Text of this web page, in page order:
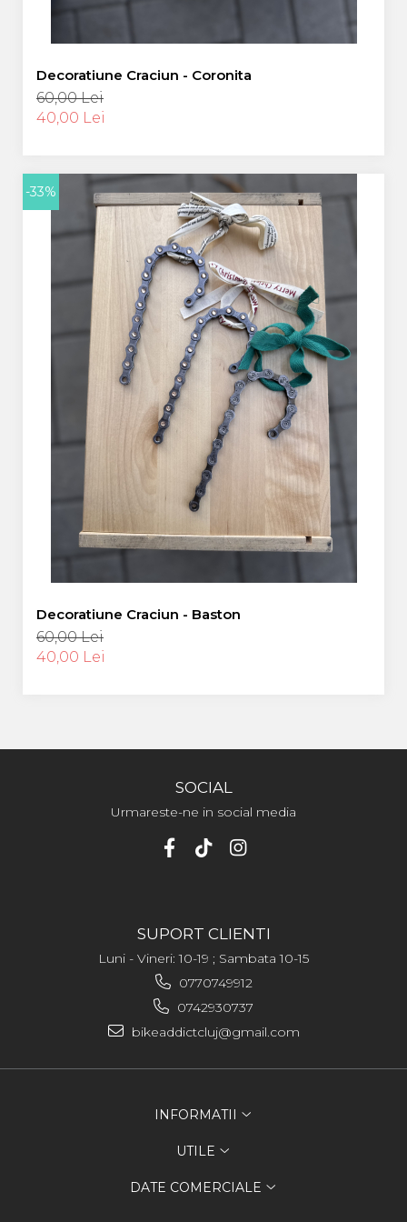
Decoratiune Craciun - Coronita
60,00 Lei
40,00 Lei
-33%
Decoratiune Craciun - Baston
60,00 Lei
40,00 Lei
SOCIAL
Urmareste-ne in social media
SUPORT CLIENTI
Luni - Vineri: 10-19 ; Sambata 10-15
0770749912
0742930737
bikeaddictcluj@gmail.com
INFORMATII
UTILE
DATE COMERCIALE